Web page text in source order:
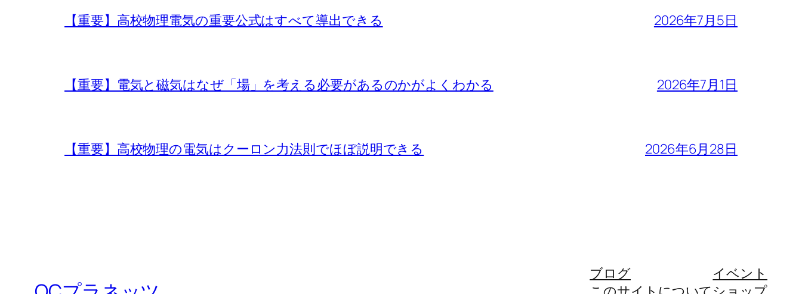
【重要】高校物理電気の重要公式はすべて導出できる 2026年7月5日
【重要】電気と磁気はなぜ「場」を考える必要があるのかがよくわかる 2026年7月1日
【重要】高校物理の電気はクーロン力法則でほぼ説明できる 2026年6月28日
ブログ
イベント